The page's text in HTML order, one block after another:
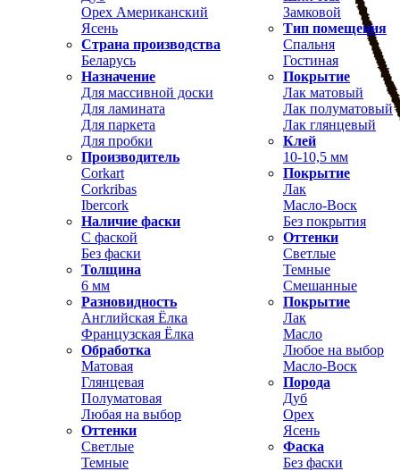
Орех Американский
Ясень
Страна производства
Беларусь
Замковой
Тип помещения
Спальня
Гостиная
Назначение
Для массивной доски
Для ламината
Для паркета
Для пробки
Покрытие
Лак матовый
Лак полуматовый
Лак глянцевый
Клей
Производитель
Corkart
Corkribas
Ibercork
Наличие фаски
С фаской
Без фаски
Толщина
6 мм
10-10,5 мм
Покрытие
Лак
Масло-Воск
Без покрытия
Оттенки
Светлые
Темные
Смешанные
Разновидность
Английская Ёлка
Французская Ёлка
Обработка
Матовая
Глянцевая
Полуматовая
Любая на выбор
Оттенки
Светлые
Темные
Покрытие
Лак
Масло
Любое на выбор
Масло-Воск
Порода
Дуб
Орех
Ясень
Фаска
Без фаски